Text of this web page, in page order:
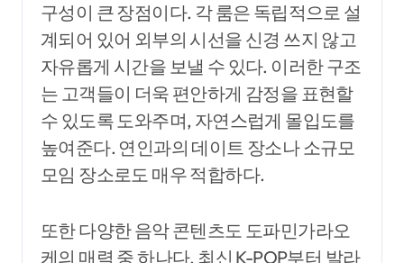
구성이 큰 장점이다. 각 룸은 독립적으로 설
계되어 있어 외부의 시선을 신경 쓰지 않고
자유롭게 시간을 보낼 수 있다. 이러한 구조
는 고객들이 더욱 편안하게 감정을 표현할
수 있도록 도와주며, 자연스럽게 몰입도를
높여준다. 연인과의 데이트 장소나 소규모
모임 장소로도 매우 적합하다.
또한 다양한 음악 콘텐츠도 도파민가라오
케의 매력 중 하나다. 최신 K-POP부터 발라